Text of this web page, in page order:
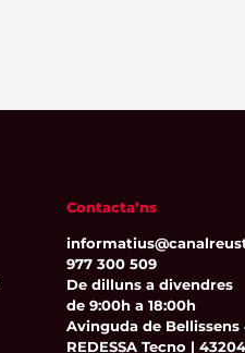
Contacta’ns
977 300 509
De dilluns a divendres
de 9:00h a 18:00h
Avinguda de Bellissens
REDESSA Tecno |